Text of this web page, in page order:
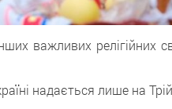
важливих релігійних
надається лише на